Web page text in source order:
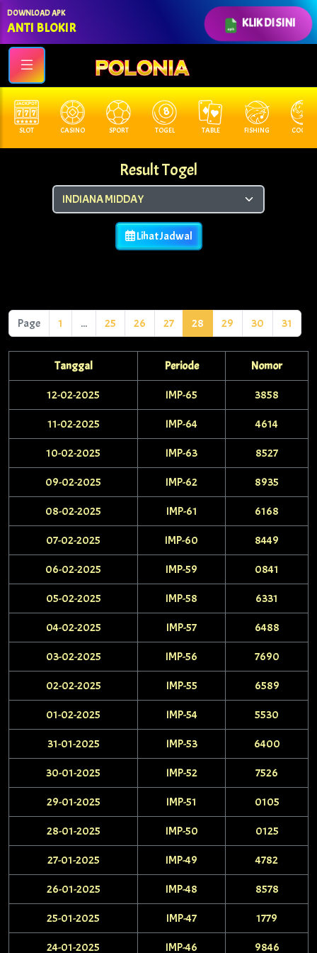
KLIK DI SINI
DOWNLOAD APK
ANTI BLOKIR
SLOT CASINO SPORT TOGEL TABLE FISHING COCK F.
Result Togel
Lihat Jadwal
Page 1 ... 25 26 27 28 29 30 31
Tanggal Periode Nomor
12-02-2025 IMP-65 3858
11-02-2025 IMP-64 4614
10-02-2025 IMP-63 8527
09-02-2025 IMP-62 8935
08-02-2025 IMP-61 6168
07-02-2025 IMP-60 8449
06-02-2025 IMP-59 0841
05-02-2025 IMP-58 6331
04-02-2025 IMP-57 6488
03-02-2025 IMP-56 7690
02-02-2025 IMP-55 6589
01-02-2025 IMP-54 5530
31-01-2025 IMP-53 6400
30-01-2025 IMP-52 7526
29-01-2025 IMP-51 0105
28-01-2025 IMP-50 0125
27-01-2025 IMP-49 4782
26-01-2025 IMP-48 8578
25-01-2025 IMP-47 1779
24-01-2025 IMP-46 9846